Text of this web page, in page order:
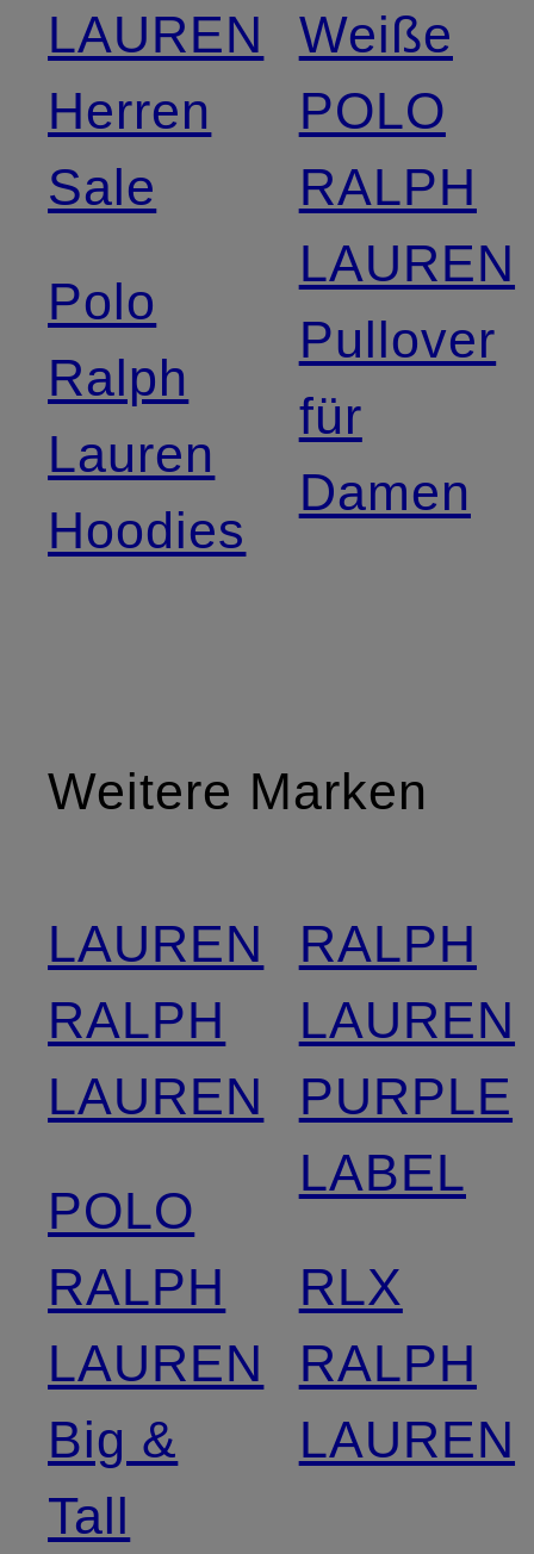
LAUREN
Herren
Sale
Polo
Ralph
Lauren
Hoodies
Weiße
POLO
RALPH
LAUREN
Pullover
für
Damen
Weitere Marken
LAUREN
RALPH
LAUREN
POLO
RALPH
LAUREN
Big &
Tall
RALPH
LAUREN
PURPLE
LABEL
RLX
RALPH
LAUREN